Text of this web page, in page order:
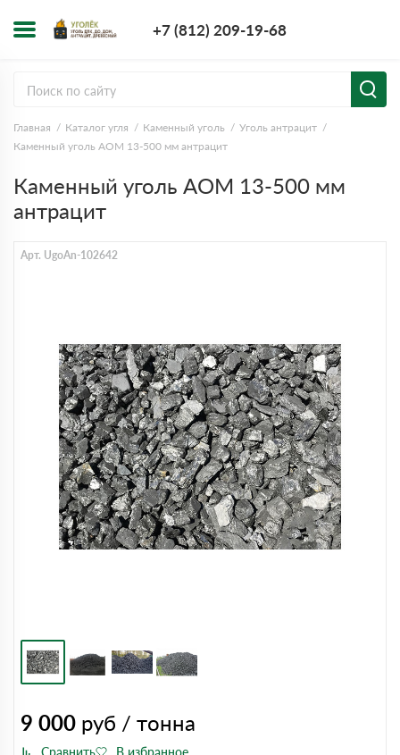
+7 (812) 209-19-68
Главная Каталог угля Каменный уголь
Уголь антрацит
Каменный уголь АОМ 13-500 мм антрацит
Каменный уголь АОМ 13-500 мм
антрацит
Арт. UgoAn-102642
9 000 руб / тонна